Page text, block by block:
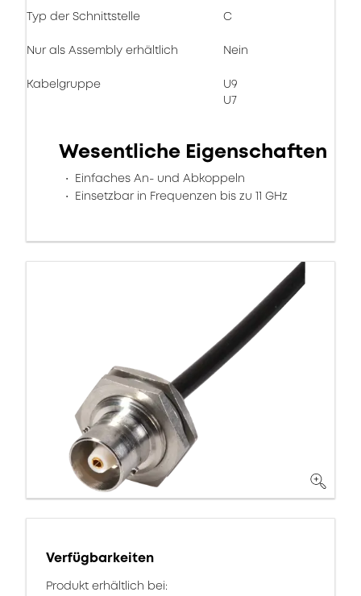
Typ der Schnittstelle C
Nur als Assembly erhältlich Nein
Kabelgruppe
U9
U7
Wesentliche Eigenschaften
Einfaches An- und Abkoppeln
Einsetzbar in Frequenzen bis zu 11 GHz
Verfügbarkeiten
Produkt erhältlich bei: